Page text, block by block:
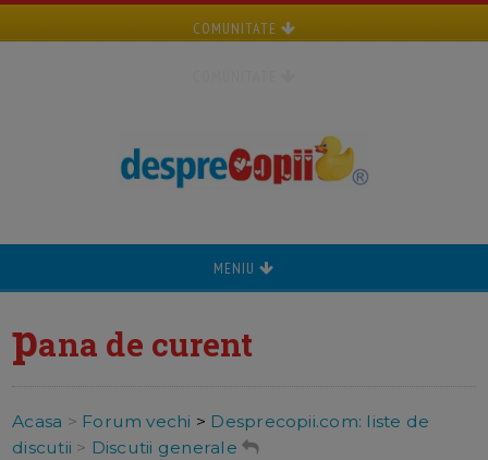
COMUNITATE
MENIU
pana de curent
Acasa > Forum vechi > Desprecopii.com: liste de
discutii > Discutii generale